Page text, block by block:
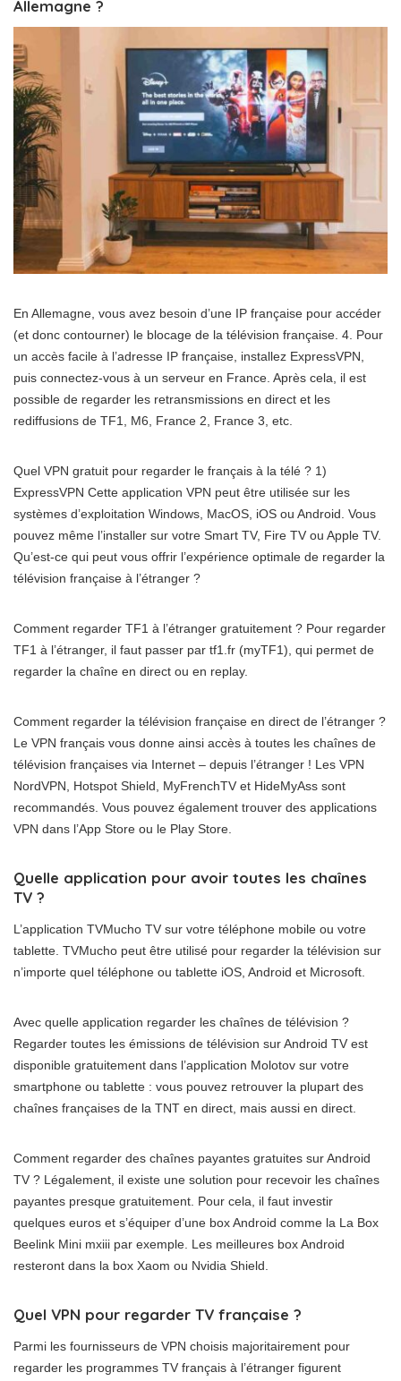
Allemagne ?
En Allemagne, vous avez besoin d’une IP française pour accéder
(et donc contourner) le blocage de la télévision française. 4. Pour
un accès facile à l’adresse IP française, installez ExpressVPN,
puis connectez-vous à un serveur en France. Après cela, il est
possible de regarder les retransmissions en direct et les
rediffusions de TF1, M6, France 2, France 3, etc.
Quel VPN gratuit pour regarder le français à la télé ? 1)
ExpressVPN Cette application VPN peut être utilisée sur les
systèmes d’exploitation Windows, MacOS, iOS ou Android. Vous
pouvez même l’installer sur votre Smart TV, Fire TV ou Apple TV.
Qu’est-ce qui peut vous offrir l’expérience optimale de regarder la
télévision française à l’étranger ?
Comment regarder TF1 à l’étranger gratuitement ? Pour regarder
TF1 à l’étranger, il faut passer par tf1.fr (myTF1), qui permet de
regarder la chaîne en direct ou en replay.
Comment regarder la télévision française en direct de l’étranger ?
Le VPN français vous donne ainsi accès à toutes les chaînes de
télévision françaises via Internet – depuis l’étranger ! Les VPN
NordVPN, Hotspot Shield, MyFrenchTV et HideMyAss sont
recommandés. Vous pouvez également trouver des applications
VPN dans l’App Store ou le Play Store.
Quelle application pour avoir toutes les chaînes
TV ?
L’application TVMucho TV sur votre téléphone mobile ou votre
tablette. TVMucho peut être utilisé pour regarder la télévision sur
n’importe quel téléphone ou tablette iOS, Android et Microsoft.
Avec quelle application regarder les chaînes de télévision ?
Regarder toutes les émissions de télévision sur Android TV est
disponible gratuitement dans l’application Molotov sur votre
smartphone ou tablette : vous pouvez retrouver la plupart des
chaînes françaises de la TNT en direct, mais aussi en direct.
Comment regarder des chaînes payantes gratuites sur Android
TV ? Légalement, il existe une solution pour recevoir les chaînes
payantes presque gratuitement. Pour cela, il faut investir
quelques euros et s’équiper d’une box Android comme la La Box
Beelink Mini mxiii par exemple. Les meilleures box Android
resteront dans la box Xaom ou Nvidia Shield.
Quel VPN pour regarder TV française ?
Parmi les fournisseurs de VPN choisis majoritairement pour
regarder les programmes TV français à l’étranger figurent